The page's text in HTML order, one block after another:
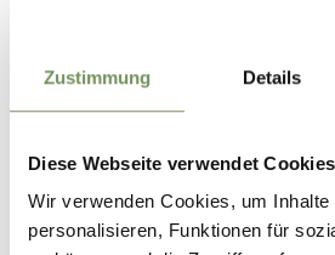
Zustimmung Details
Diese Webseite verwendet Cookies
Wir verwenden Cookies, um Inhalte
personalisieren, Funktionen für
Tourismusverein Lana und
Andreas-Hofer-Straße 9/1
info@lanaregion.it
www.lanaregion.it